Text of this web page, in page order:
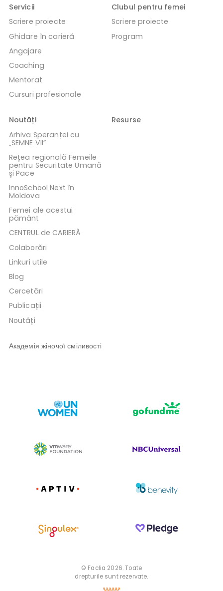
Servicii
Scriere proiecte
Ghidare în carieră
Angajare
Coaching
Mentorat
Cursuri profesionale
Clubul pentru femei
Scriere proiecte
Program
Noutăți
Arhiva Speranței cu
„SEMNE VII”
Rețea regională Femeile
pentru Securitate Umană
și Pace
InnoSchool Next în
Moldova
Femei ale acestui
pământ
CENTRUL de CARIERĂ
Colaborări
Linkuri utile
Blog
Cercetări
Publicații
Noutăți
Resurse
Академія жіночої сміливості
© Faclia 2026. Toate
drepturile sunt rezervate.